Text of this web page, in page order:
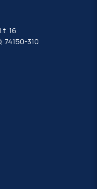
16
74150-310